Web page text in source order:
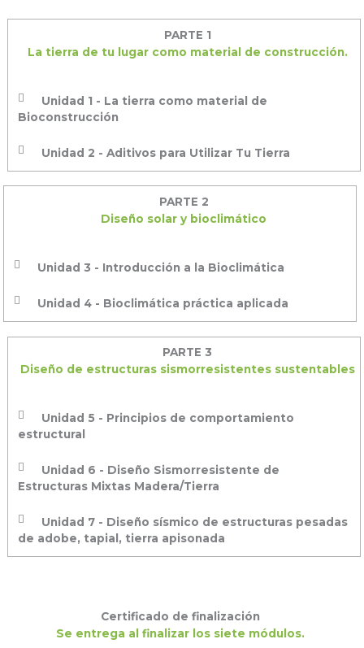
PARTE 1
La tierra de tu lugar como material de construcción.
Unidad 1 - La tierra como material de
Bioconstrucción
Unidad 2 - Aditivos para Utilizar Tu Tierra
PARTE 2
Diseño solar y bioclimático
Unidad 3 - Introducción a la Bioclimática
Unidad 4 - Bioclimática práctica aplicada
PARTE 3
Diseño de estructuras sismorresistentes sustentables
Unidad 5 - Principios de comportamiento
estructural
Unidad 6 - Diseño Sismorresistente de
Estructuras Mixtas Madera/Tierra
Unidad 7 - Diseño sísmico de estructuras pesadas
de adobe, tapial, tierra apisonada
Certificado de finalización
Se entrega al finalizar los siete módulos.